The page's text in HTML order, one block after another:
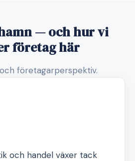
— och hur vi
företag här
företagarperspektiv.
och handel växer tack